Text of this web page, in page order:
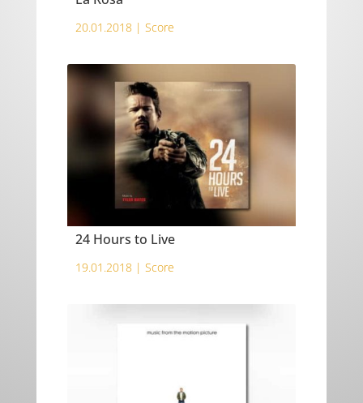
20.01.2018 | Score
24 Hours to Live
19.01.2018 | Score